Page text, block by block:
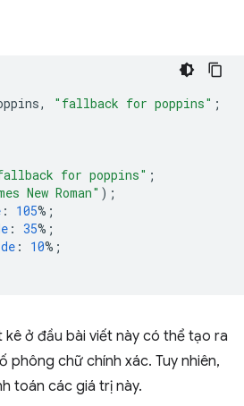
, "fallback for poppins" ;
for poppins" ;
New Roman" );
: 105%;
: 35%;
: 10%;
ở đầu bài viết này có thể tạo ra
phông chữ chính xác. Tuy nhiên,
toán các giá trị này.